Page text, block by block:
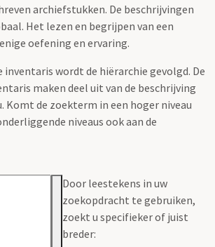
archiefstukken. De beschrijvingen
Het lezen en begrijpen van een
oefening en ervaring.
inventaris wordt de hiërarchie gevolgd. De
maken deel uit van de beschrijving
Komt de zoekterm in een hoger niveau
niveaus ook aan de
Door leestekens in uw
zoekopdracht te gebruiken,
zoekt u specifieker of juist
breder: